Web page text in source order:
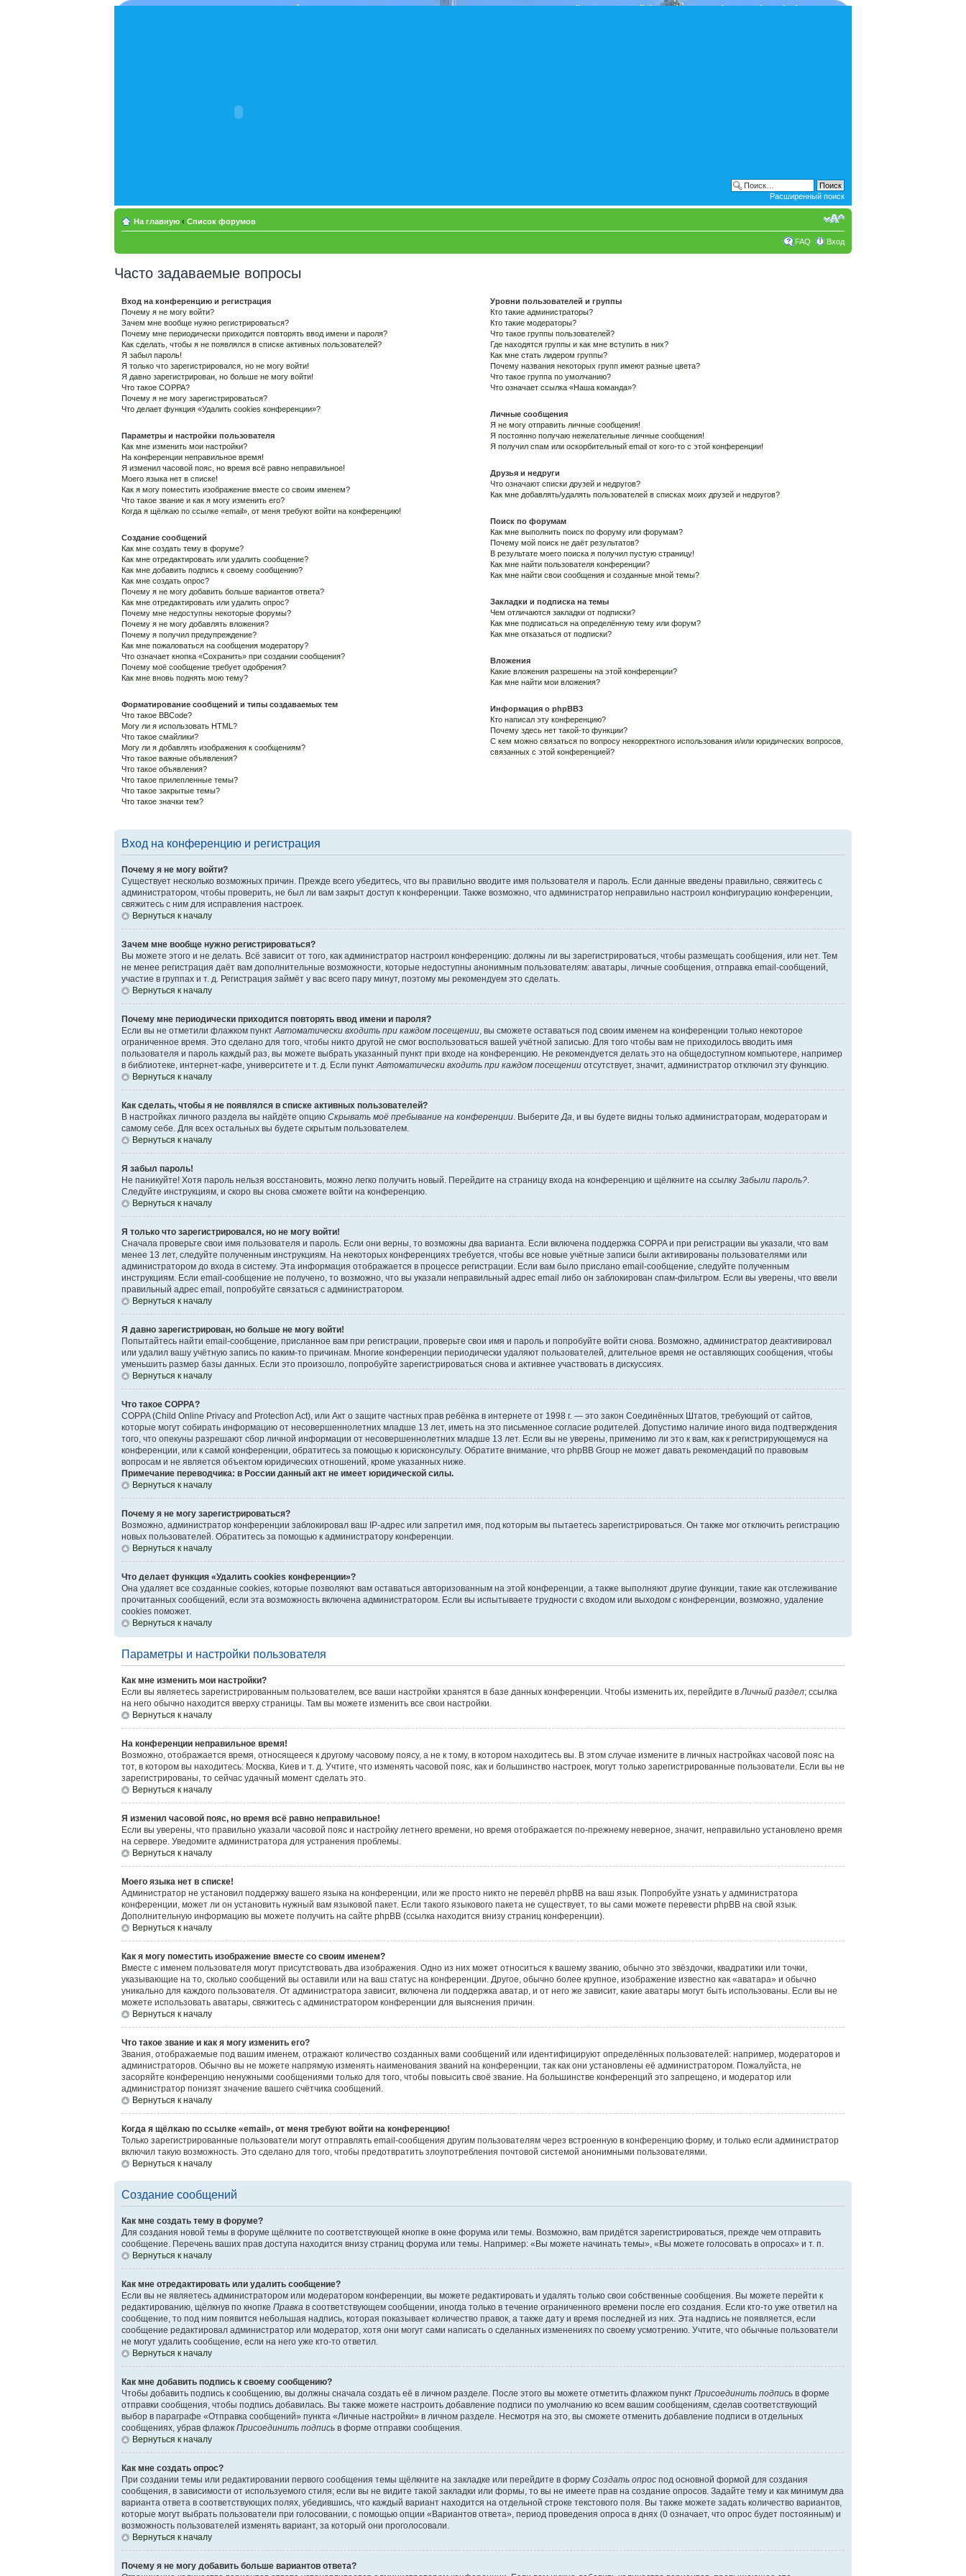
Расширенный поиск
На главную ‹ Список форумов
FAQ Вход
Часто задаваемые вопросы
Вход на конференцию и регистрация
Почему я не могу войти?
Зачем мне вообще нужно регистрироваться?
Почему мне периодически приходится повторять ввод имени и пароля?
Как сделать, чтобы я не появлялся в списке активных пользователей?
Я забыл пароль!
Я только что зарегистрировался, но не могу войти!
Я давно зарегистрирован, но больше не могу войти!
Что такое COPPA?
Почему я не могу зарегистрироваться?
Что делает функция «Удалить cookies конференции»?
Параметры и настройки пользователя
Как мне изменить мои настройки?
На конференции неправильное время!
Я изменил часовой пояс, но время всё равно неправильное!
Моего языка нет в списке!
Как я могу поместить изображение вместе со своим именем?
Что такое звание и как я могу изменить его?
Когда я щёлкаю по ссылке «email», от меня требуют войти на конференцию!
Создание сообщений
Как мне создать тему в форуме?
Как мне отредактировать или удалить сообщение?
Как мне добавить подпись к своему сообщению?
Как мне создать опрос?
Почему я не могу добавить больше вариантов ответа?
Как мне отредактировать или удалить опрос?
Почему мне недоступны некоторые форумы?
Почему я не могу добавлять вложения?
Почему я получил предупреждение?
Как мне пожаловаться на сообщения модератору?
Что означает кнопка «Сохранить» при создании сообщения?
Почему моё сообщение требует одобрения?
Как мне вновь поднять мою тему?
Форматирование сообщений и типы создаваемых тем
Что такое BBCode?
Могу ли я использовать HTML?
Что такое смайлики?
Могу ли я добавлять изображения к сообщениям?
Что такое важные объявления?
Что такое объявления?
Что такое прилепленные темы?
Что такое закрытые темы?
Что такое значки тем?
Уровни пользователей и группы
Кто такие администраторы?
Кто такие модераторы?
Что такое группы пользователей?
Где находятся группы и как мне вступить в них?
Как мне стать лидером группы?
Почему названия некоторых групп имеют разные цвета?
Что такое группа по умолчанию?
Что означает ссылка «Наша команда»?
Личные сообщения
Я не могу отправить личные сообщения!
Я постоянно получаю нежелательные личные сообщения!
Я получил спам или оскорбительный email от кого-то с этой конференции!
Друзья и недруги
Что означают списки друзей и недругов?
Как мне добавлять/удалять пользователей в списках моих друзей и недругов?
Поиск по форумам
Как мне выполнить поиск по форуму или форумам?
Почему мой поиск не даёт результатов?
В результате моего поиска я получил пустую страницу!
Как мне найти пользователя конференции?
Как мне найти свои сообщения и созданные мной темы?
Закладки и подписка на темы
Чем отличаются закладки от подписки?
Как мне подписаться на определённую тему или форум?
Как мне отказаться от подписки?
Вложения
Какие вложения разрешены на этой конференции?
Как мне найти мои вложения?
Информация о phpBB3
Кто написал эту конференцию?
Почему здесь нет такой-то функции?
С кем можно связаться по вопросу некорректного использования и/или юридических вопросов,
связанных с этой конференцией?
Вход на конференцию и регистрация
Почему я не могу войти?
Существует несколько возможных причин. Прежде всего убедитесь, что вы правильно вводите имя пользователя и пароль. Если данные введены правильно, свяжитесь с
администратором, чтобы проверить, не был ли вам закрыт доступ к конференции. Также возможно, что администратор неправильно настроил конфигурацию конференции,
свяжитесь с ним для исправления настроек.
Вернуться к началу
Зачем мне вообще нужно регистрироваться?
Вы можете этого и не делать. Всё зависит от того, как администратор настроил конференцию: должны ли вы зарегистрироваться, чтобы размещать сообщения, или нет. Тем
не менее регистрация даёт вам дополнительные возможности, которые недоступны анонимным пользователям: аватары, личные сообщения, отправка email-сообщений,
участие в группах и т. д. Регистрация займёт у вас всего пару минут, поэтому мы рекомендуем это сделать.
Вернуться к началу
Почему мне периодически приходится повторять ввод имени и пароля?
Если вы не отметили флажком пунктАвтоматически входить при каждом посещении, вы сможете оставаться под своим именем на конференции только некоторое
ограниченное время. Это сделано для того, чтобы никто другой не смог воспользоваться вашей учётной записью. Для того чтобы вам не приходилось вводить имя
пользователя и пароль каждый раз, вы можете выбрать указанный пункт при входе на конференцию. Не рекомендуется делать это на общедоступном компьютере, например
в библиотеке, интернет-кафе, университете и т. д. Если пунктАвтоматически входить при каждом посещении отсутствует, значит, администратор отключил эту функцию.
Вернуться к началу
Как сделать, чтобы я не появлялся в списке активных пользователей?
В настройках личного раздела вы найдёте опцию Скрывать моё пребывание на конференции. ВыберитеДа, и вы будете видны только администраторам, модераторам и
самому себе. Для всех остальных вы будете скрытым пользователем.
Вернуться к началу
Я забыл пароль!
Не паникуйте! Хотя пароль нельзя восстановить, можно легко получить новый. Перейдите на страницу входа на конференцию и щёлкните на ссылку Забыли пароль?.
Следуйте инструкциям, и скоро вы снова сможете войти на конференцию.
Вернуться к началу
Я только что зарегистрировался, но не могу войти!
Сначала проверьте свои имя пользователя и пароль. Если они верны, то возможны два варианта. Если включена поддержка COPPA и при регистрации вы указали, что вам
менее 13 лет, следуйте полученным инструкциям. На некоторых конференциях требуется, чтобы все новые учётные записи были активированы пользователями или
администратором до входа в систему. Эта информация отображается в процессе регистрации. Если вам было прислано email-сообщение, следуйте полученным
инструкциям. Если email-сообщение не получено, то возможно, что вы указали неправильный адрес email либо он заблокирован спам-фильтром. Если вы уверены, что ввели
правильный адрес email, попробуйте связаться с администратором.
Вернуться к началу
Я давно зарегистрирован, но больше не могу войти!
Попытайтесь найти email-сообщение, присланное вам при регистрации, проверьте свои имя и пароль и попробуйте войти снова. Возможно, администратор деактивировал
или удалил вашу учётную запись по каким-то причинам. Многие конференции периодически удаляют пользователей, длительное время не оставляющих сообщения, чтобы
уменьшить размер базы данных. Если это произошло, попробуйте зарегистрироваться снова и активнее участвовать в дискуссиях.
Вернуться к началу
Что такое COPPA?
COPPA (Child Online Privacy and Protection Act), или Акт о защите частных прав ребёнка в интернете от 1998 г. — это закон Соединённых Штатов, требующий от сайтов,
которые могут собирать информацию от несовершеннолетних младше 13 лет, иметь на это письменное согласие родителей. Допустимо наличие иного вида подтверждения
того, что опекуны разрешают сбор личной информации от несовершеннолетних младше 13 лет. Если вы не уверены, применимо ли это к вам, как к регистрирующемуся на
конференции, или к самой конференции, обратитесь за помощью к юрисконсульту. Обратите внимание, что phpBB Group не может давать рекомендаций по правовым
вопросам и не является объектом юридических отношений, кроме указанных ниже.
Примечание переводчика: в России данный акт не имеет юридической силы.
Вернуться к началу
Почему я не могу зарегистрироваться?
Возможно, администратор конференции заблокировал ваш IP-адрес или запретил имя, под которым вы пытаетесь зарегистрироваться. Он также мог отключить регистрацию
новых пользователей. Обратитесь за помощью к администратору конференции.
Вернуться к началу
Что делает функция «Удалить cookies конференции»?
Она удаляет все созданные cookies, которые позволяют вам оставаться авторизованным на этой конференции, а также выполняют другие функции, такие как отслеживание
прочитанных сообщений, если эта возможность включена администратором. Если вы испытываете трудности с входом или выходом с конференции, возможно, удаление
cookies поможет.
Вернуться к началу
Параметры и настройки пользователя
Как мне изменить мои настройки?
Если вы являетесь зарегистрированным пользователем, все ваши настройки хранятся в базе данных конференции. Чтобы изменить их, перейдите вЛичный раздел; ссылка
на него обычно находится вверху страницы. Там вы можете изменить все свои настройки.
Вернуться к началу
На конференции неправильное время!
Возможно, отображается время, относящееся к другому часовому поясу, а не к тому, в котором находитесь вы. В этом случае измените в личных настройках часовой пояс на
тот, в котором вы находитесь: Москва, Киев и т. д. Учтите, что изменять часовой пояс, как и большинство настроек, могут только зарегистрированные пользователи. Если вы не
зарегистрированы, то сейчас удачный момент сделать это.
Вернуться к началу
Я изменил часовой пояс, но время всё равно неправильное!
Если вы уверены, что правильно указали часовой пояс и настройку летнего времени, но время отображается по-прежнему неверное, значит, неправильно установлено время
на сервере. Уведомите администратора для устранения проблемы.
Вернуться к началу
Моего языка нет в списке!
Администратор не установил поддержку вашего языка на конференции, или же просто никто не перевёл phpBB на ваш язык. Попробуйте узнать у администратора
конференции, может ли он установить нужный вам языковой пакет. Если такого языкового пакета не существует, то вы сами можете перевести phpBB на свой язык.
Дополнительную информацию вы можете получить на сайте phpBB (ссылка находится внизу страниц конференции).
Вернуться к началу
Как я могу поместить изображение вместе со своим именем?
Вместе с именем пользователя могут присутствовать два изображения. Одно из них может относиться к вашему званию, обычно это звёздочки, квадратики или точки,
указывающие на то, сколько сообщений вы оставили или на ваш статус на конференции. Другое, обычно более крупное, изображение известно как «аватара» и обычно
уникально для каждого пользователя. От администратора зависит, включена ли поддержка аватар, и от него же зависит, какие аватары могут быть использованы. Если вы не
можете использовать аватары, свяжитесь с администратором конференции для выяснения причин.
Вернуться к началу
Что такое звание и как я могу изменить его?
Звания, отображаемые под вашим именем, отражают количество созданных вами сообщений или идентифицируют определённых пользователей: например, модераторов и
администраторов. Обычно вы не можете напрямую изменять наименования званий на конференции, так как они установлены её администратором. Пожалуйста, не
засоряйте конференцию ненужными сообщениями только для того, чтобы повысить своё звание. На большинстве конференций это запрещено, и модератор или
администратор понизят значение вашего счётчика сообщений.
Вернуться к началу
Когда я щёлкаю по ссылке «email», от меня требуют войти на конференцию!
Только зарегистрированные пользователи могут отправлять email-сообщения другим пользователям через встроенную в конференцию форму, и только если администратор
включил такую возможность. Это сделано для того, чтобы предотвратить злоупотребления почтовой системой анонимными пользователями.
Вернуться к началу
Создание сообщений
Как мне создать тему в форуме?
Для создания новой темы в форуме щёлкните по соответствующей кнопке в окне форума или темы. Возможно, вам придётся зарегистрироваться, прежде чем отправить
сообщение. Перечень ваших прав доступа находится внизу страниц форума или темы. Например: «Вы можете начинать темы», «Вы можете голосовать в опросах» и т. п.
Вернуться к началу
Как мне отредактировать или удалить сообщение?
Если вы не являетесь администратором или модератором конференции, вы можете редактировать и удалять только свои собственные сообщения. Вы можете перейти к
редактированию, щёлкнув по кнопке Правка в соответствующем сообщении, иногда только в течение ограниченного времени после его создания. Если кто-то уже ответил на
сообщение, то под ним появится небольшая надпись, которая показывает количество правок, а также дату и время последней из них. Эта надпись не появляется, если
сообщение редактировал администратор или модератор, хотя они могут сами написать о сделанных изменениях по своему усмотрению. Учтите, что обычные пользователи
не могут удалить сообщение, если на него уже кто-то ответил.
Вернуться к началу
Как мне добавить подпись к своему сообщению?
Чтобы добавить подпись к сообщению, вы должны сначала создать её в личном разделе. После этого вы можете отметить флажком пункт Присоединить подпись в форме
отправки сообщения, чтобы подпись добавилась. Вы также можете настроить добавление подписи по умолчанию ко всем вашим сообщениям, сделав соответствующий
выбор в параграфе «Отправка сообщений» пункта «Личные настройки» в личном разделе. Несмотря на это, вы сможете отменить добавление подписи в отдельных
сообщениях, убрав флажок Присоединить подпись в форме отправки сообщения.
Вернуться к началу
Как мне создать опрос?
При создании темы или редактировании первого сообщения темы щёлкните на закладке или перейдите в форму Создать опрос под основной формой для создания
сообщения, в зависимости от используемого стиля; если вы не видите такой закладки или формы, то вы не имеете прав на создание опросов. Задайте тему и как минимум два
варианта ответа в соответствующих полях, убедившись, что каждый вариант находится на отдельной строке текстового поля. Вы также можете задать количество вариантов,
которые могут выбрать пользователи при голосовании, с помощью опции «Вариантов ответа», период проведения опроса в днях (0 означает, что опрос будет постоянным) и
возможность пользователей изменять вариант, за который они проголосовали.
Вернуться к началу
Почему я не могу добавить больше вариантов ответа?